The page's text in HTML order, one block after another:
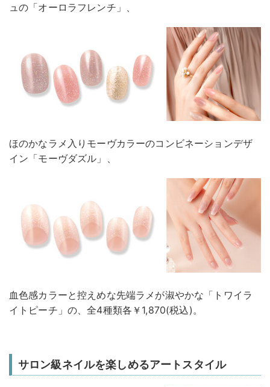
ュの「オーロラフレンチ」、
ほのかなラメ入りモーヴカラーのコンビネーションデザ
イン「モーヴダズル」、
血色感カラーと控えめな先端ラメが淑やかな「トワイラ
イトピーチ」の、全4種類各￥1,870(税込)。
サロン級ネイルを楽しめるアートスタイル